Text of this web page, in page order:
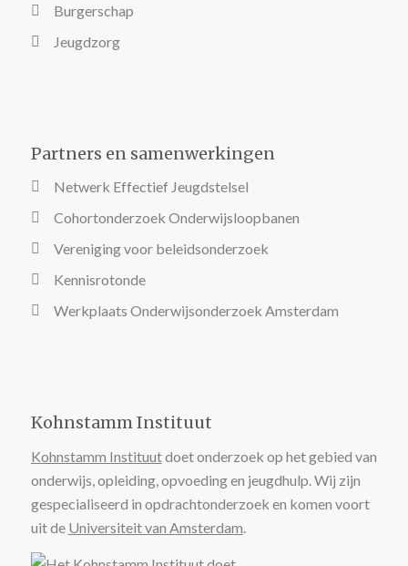
Burgerschap
Jeugdzorg
Partners en samenwerkingen
Netwerk Effectief Jeugdstelsel
Cohortonderzoek Onderwijsloopbanen
Vereniging voor beleidsonderzoek
Kennisrotonde
Werkplaats Onderwijsonderzoek Amsterdam
Kohnstamm Instituut
Kohnstamm Instituutdoet onderzoek op het gebied van
onderwijs, opleiding, opvoeding en jeugdhulp. Wij zijn
gespecialiseerd in opdrachtonderzoek en komen voort
uit de Universiteit van Amsterdam.